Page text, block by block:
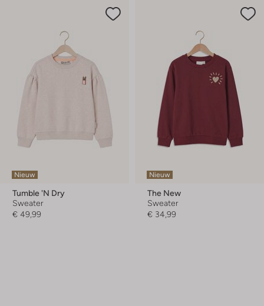
Nieuw
Tumble 'n Dry
Sweater
€ 49,99
Nieuw
The New
Sweater
€ 34,99